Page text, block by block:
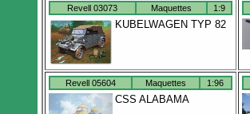
Revell 03073 Maquettes 1:9
KUBELWAGEN TYP 82
Revell 05604 Maquettes 1:96
CSS ALABAMA